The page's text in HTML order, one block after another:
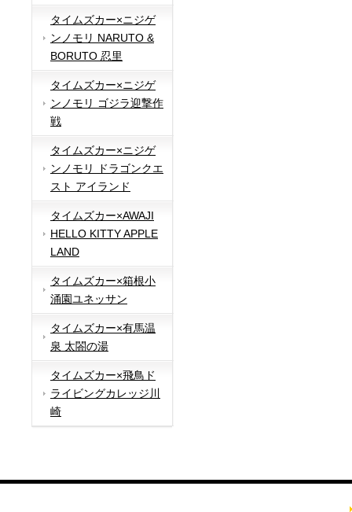
タイムズカー×ニジゲ
ンノモリ NARUTO &
BORUTO 忍里
タイムズカー×ニジゲ
ンノモリ ゴジラ迎撃作
戦
タイムズカー×ニジゲ
ンノモリ ドラゴンクエ
スト アイランド
タイムズカー×AWAJI
HELLO KITTY APPLE
LAND
タイムズカー×箱根小
涌園ユネッサン
タイムズカー×有馬温
泉 太閤の湯
タイムズカー×飛鳥ド
ライビングカレッジ川
崎